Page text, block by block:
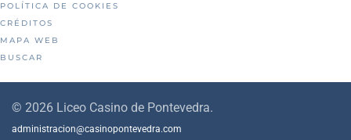
POLÍTICA DE COOKIES
CRÉDITOS
MAPA WEB
BUSCAR
© 2026 Liceo Casino de Pontevedra.
administracion@casinopontevedra.com